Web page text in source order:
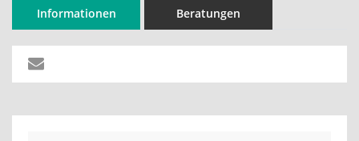
Informationen Beratungen